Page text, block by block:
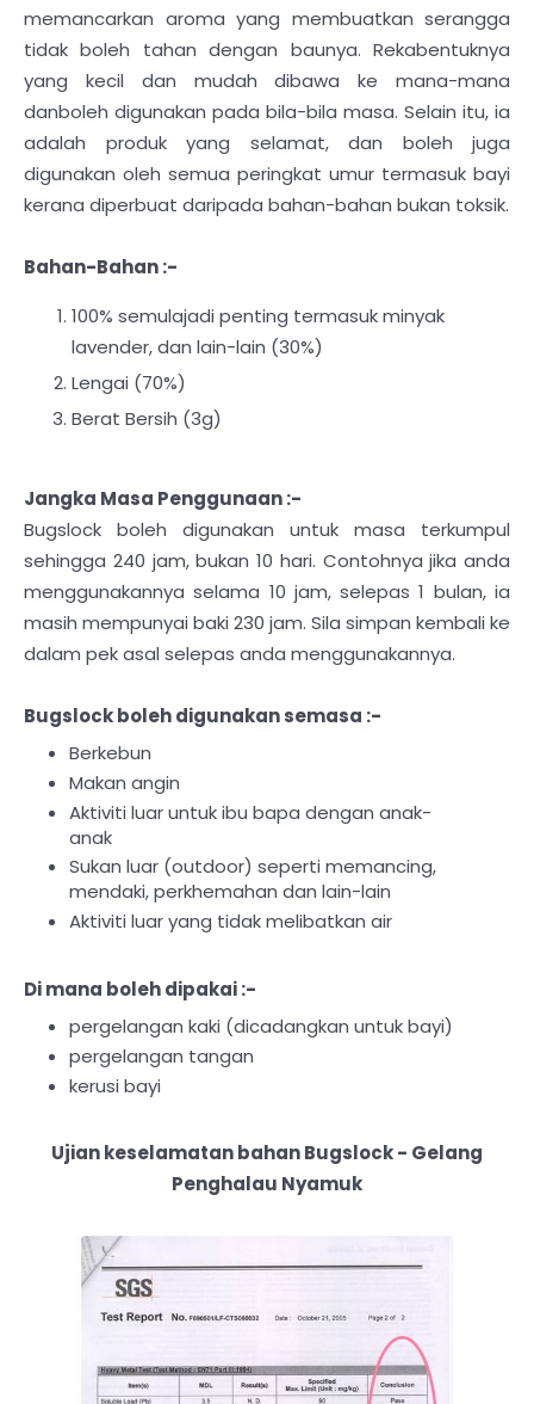
memancarkan aroma yang membuatkan serangga
tidak boleh tahan dengan baunya. Rekabentuknya
yang kecil dan mudah dibawa ke mana-mana
danboleh digunakan pada bila-bila masa. Selain itu, ia
adalah produk yang selamat, dan boleh juga
digunakan oleh semua peringkat umur termasuk bayi
kerana diperbuat daripada bahan-bahan bukan toksik.
Bahan-Bahan :-
100% semulajadi penting termasuk minyak
lavender, dan lain-lain (30%)
Lengai (70%)
Berat Bersih (3g)
Jangka Masa Penggunaan :-
Bugslock boleh digunakan untuk masa terkumpul
sehingga 240 jam, bukan 10 hari. Contohnya jika anda
menggunakannya selama 10 jam, selepas 1 bulan, ia
masih mempunyai baki 230 jam. Sila simpan kembali ke
dalam pek asal selepas anda menggunakannya.
Bugslock boleh digunakan semasa :-
Berkebun
Makan angin
Aktiviti luar untuk ibu bapa dengan anak-
anak
Sukan luar (outdoor) seperti memancing,
mendaki, perkhemahan dan lain-lain
Aktiviti luar yang tidak melibatkan air
Di mana boleh dipakai :-
pergelangan kaki (dicadangkan untuk bayi)
pergelangan tangan
kerusi bayi
Ujian keselamatan bahan Bugslock - Gelang
Penghalau Nyamuk